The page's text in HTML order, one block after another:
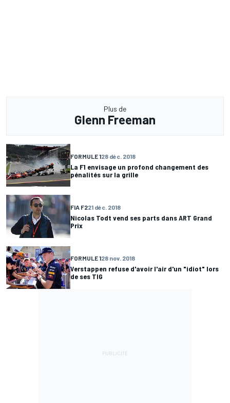
Plus de
Glenn Freeman
FORMULE 128 déc. 2018
La F1 envisage un profond changement des
pénalités sur la grille
FIA F221 déc. 2018
Nicolas Todt vend ses parts dans ART Grand
Prix
FORMULE 128 nov. 2018
Verstappen refuse d'avoir l'air d'un "idiot" lors
de ses TIG